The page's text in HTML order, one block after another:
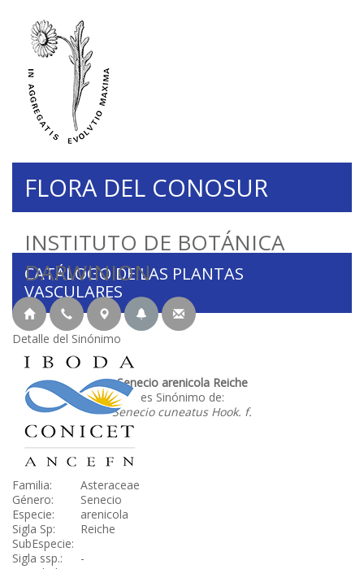
INSTITUTO DE BOTÁNICA
DARWINION
FLORA DEL CONOSUR
CATÁLOGO DE LAS PLANTAS
VASCULARES
Detalle del Sinónimo
Senecio arenicola Reiche
es Sinónimo de:
Senecio cuneatus Hook. f.
Familia:
Asteraceae
Género:
Senecio
Especie:
arenicola
Sigla Sp:
Reiche
SubEspecie:
Sigla ssp.:
-